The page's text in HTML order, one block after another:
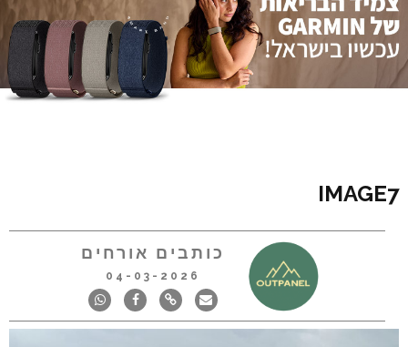
IMAGE7
כותבים אורחים
04-03-2026